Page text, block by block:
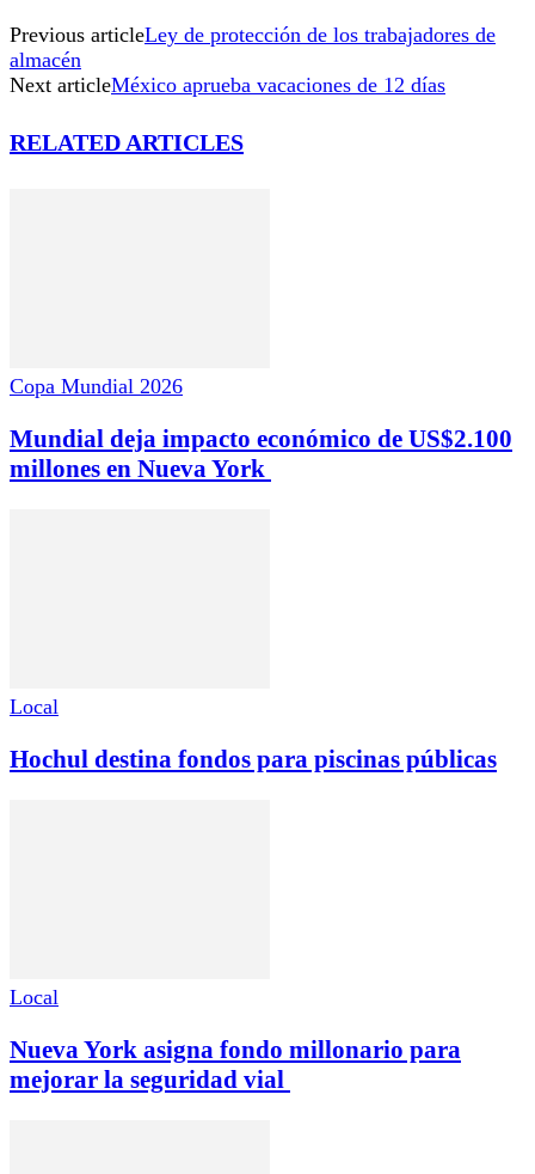
Previous articleLey de protección de los trabajadores de
almacén
Next articleMéxico aprueba vacaciones de 12 días
RELATED ARTICLES
Copa Mundial 2026
Mundial deja impacto económico de US$2.100
millones en Nueva York
Local
Hochul destina fondos para piscinas públicas
Local
Nueva York asigna fondo millonario para
mejorar la seguridad vial